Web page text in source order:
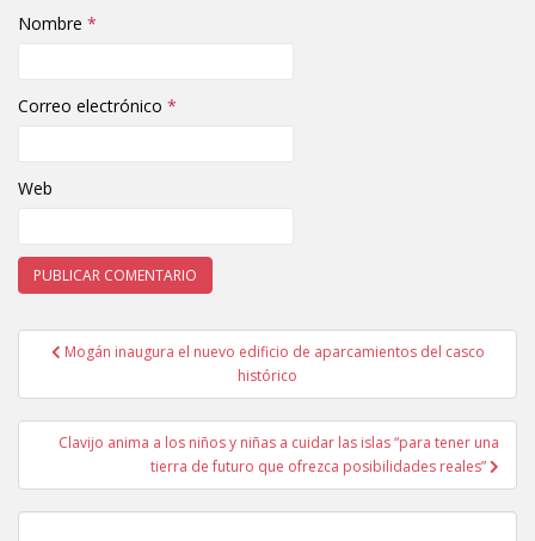
Nombre *
Correo electrónico *
Web
Navegación de entradas
Mogán inaugura el nuevo edificio de aparcamientos del casco
histórico
Clavijo anima a los niños y niñas a cuidar las islas “para tener una
tierra de futuro que ofrezca posibilidades reales”